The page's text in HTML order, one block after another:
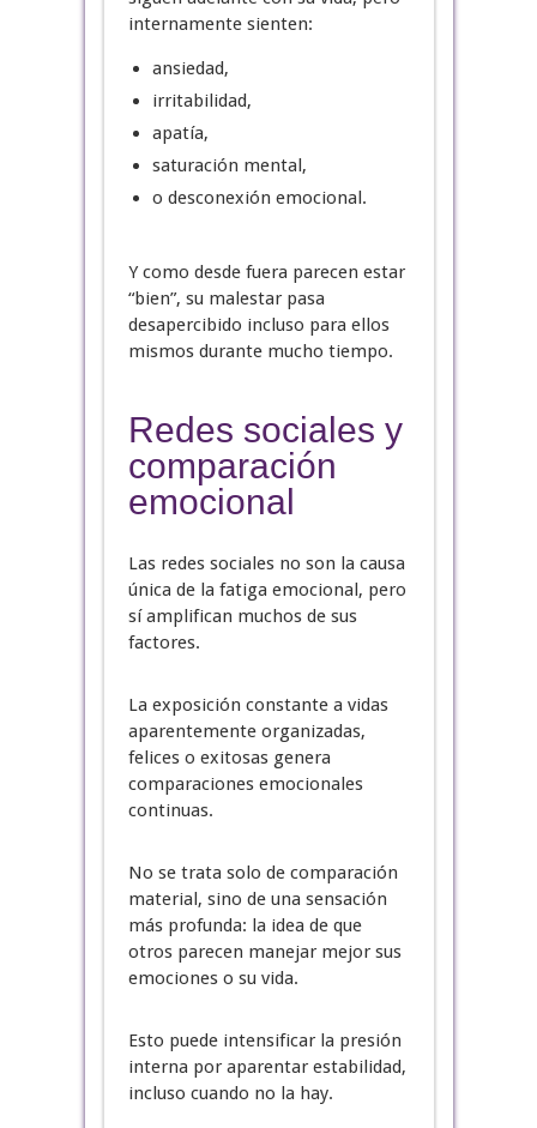
internamente sienten:
ansiedad,
irritabilidad,
apatía,
saturación mental,
o desconexión emocional.
Y como desde fuera parecen estar
“bien”, su malestar pasa
desapercibido incluso para ellos
mismos durante mucho tiempo.
Redes sociales y
comparación
emocional
Las redes sociales no son la causa
única de la fatiga emocional, pero
sí amplifican muchos de sus
factores.
La exposición constante a vidas
aparentemente organizadas,
felices o exitosas genera
comparaciones emocionales
continuas.
No se trata solo de comparación
material, sino de una sensación
más profunda: la idea de que
otros parecen manejar mejor sus
emociones o su vida.
Esto puede intensificar la presión
interna por aparentar estabilidad,
incluso cuando no la hay.